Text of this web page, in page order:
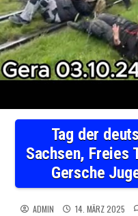
Tag der
Sachsen, Freies
Gersche
ADMIN 14. MÄRZ 2025